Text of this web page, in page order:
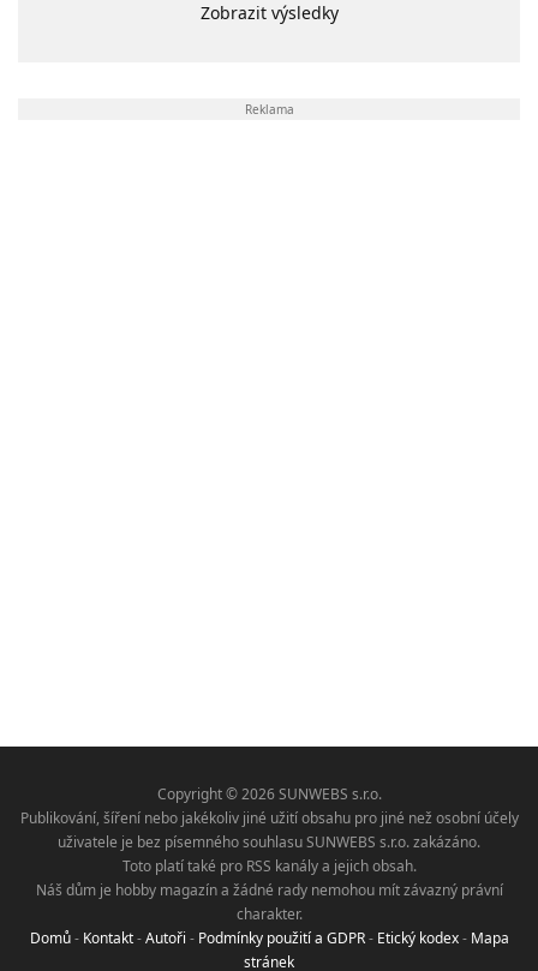
Zobrazit výsledky
Reklama
Copyright © 2026 SUNWEBS s.r.o.
Publikování, šíření nebo jakékoliv jiné užití obsahu pro jiné než osobní účely
uživatele je bez písemného souhlasu SUNWEBS s.r.o. zakázáno.
Toto platí také pro RSS kanály a jejich obsah.
Náš dům je hobby magazín a žádné rady nemohou mít závazný právní
charakter.
Domů- Kontakt-Autoři - Podmínky použití a GDPR- Etický kodex- Mapa
stránek